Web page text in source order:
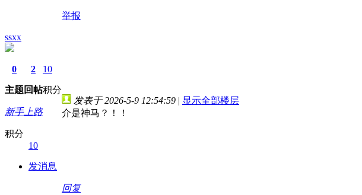
举报
ssxx
0
主题
2
回帖
10
积分
新手上路
积分
10
发消息
发表于 2026-5-9 12:54:59 | 显示全部楼层
介是神马？！！
回复